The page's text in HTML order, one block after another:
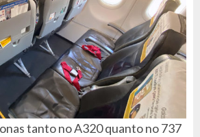
tanto no A320 quanto no 737